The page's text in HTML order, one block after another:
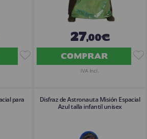
27,00€
COMPRAR
IVA Incl.
para
Disfraz de Astronauta Misión Espacial
Azul talla infantil unisex